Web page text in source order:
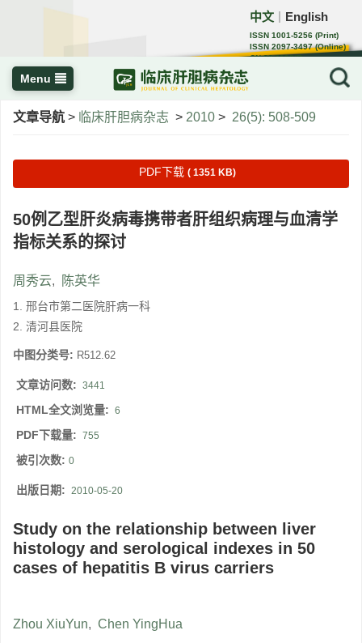
中文 English
ISSN 1001-5256 (Print)
ISSN 2097-3497 (Online)
CN 22-1108/R
Menu
文章导航 > 临床肝胆病杂志 > 2010 > 26(5): 508-509
PDF下载 ( 1351 KB)
50例乙型肝炎病毒携带者肝组织病理与血清学
指标关系的探讨
周秀云, 陈英华
1. 邢台市第二医院肝病一科
2. 清河县医院
中图分类号: R512.62
文章访问数: 3441
HTML全文浏览量: 6
PDF下载量: 755
被引次数: 0
出版日期: 2010-05-20
Study on the relationship between liver
histology and serological indexes in 50
cases of hepatitis B virus carriers
Zhou XiuYun, Chen YingHua